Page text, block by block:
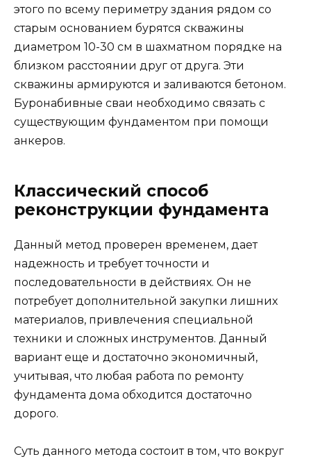
этого по всему периметру здания рядом со
старым основанием бурятся скважины
диаметром 10-30 см в шахматном порядке на
близком расстоянии друг от друга. Эти
скважины армируются и заливаются бетоном.
Буронабивные сваи необходимо связать с
существующим фундаментом при помощи
анкеров.
Классический способ
реконструкции фундамента
Данный метод проверен временем, дает
надежность и требует точности и
последовательности в действиях. Он не
потребует дополнительной закупки лишних
материалов, привлечения специальной
техники и сложных инструментов. Данный
вариант еще и достаточно экономичный,
учитывая, что любая работа по ремонту
фундамента дома обходится достаточно
дорого.
Суть данного метода состоит в том, что вокруг